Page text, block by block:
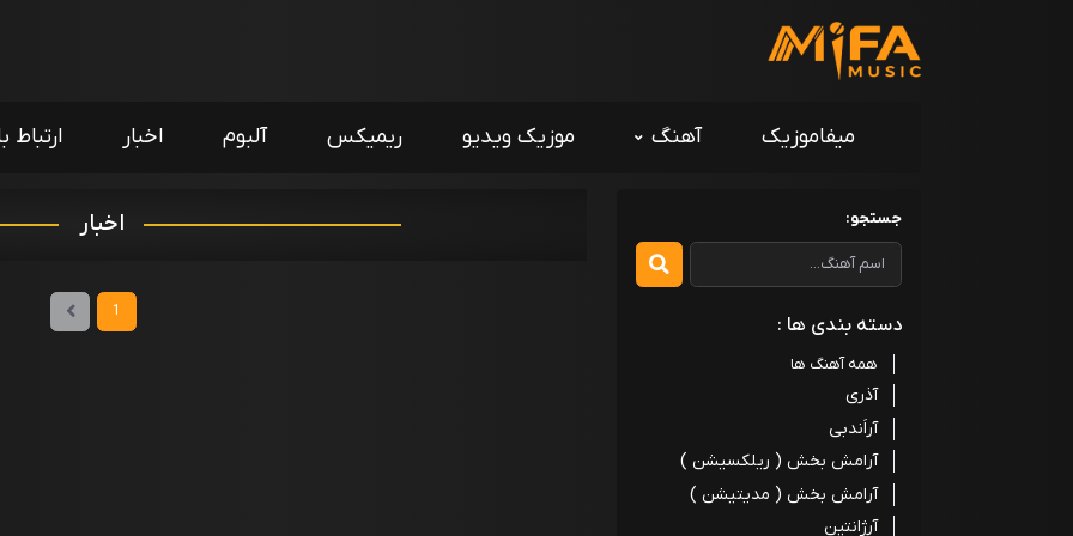
میفاموزیک آهنگ موزیک ویدیو ریمیکس آلبوم اخبار ارتباط
جستجو:
دسته بندی ها :
همه آهنگ ها
آذری
آراَندبی
آرامش بخش ( ریلکسیشن )
آرامش بخش ( مدیتیشن )
آرژانتین
اخبار
1